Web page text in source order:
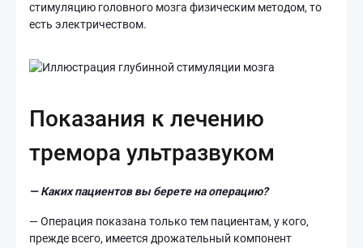
стимуляцию головного мозга физическим методом, то
есть электричеством.
Показания к лечению
тремора ультразвуком
— Каких пациентов вы берете на операцию?
— Операция показана только тем пациентам, у кого,
прежде всего, имеется дрожательный компонент